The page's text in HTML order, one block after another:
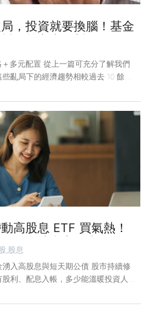
，投資就要換腦！基金
你熊市中明哲保身！
多元配置 從上一篇可充分了解我們
亂局下的經濟趨勢相較過去 10 餘
膨、貨幣緊縮、去全球化、地緣政
境不再 綜觀造成此波通貨膨脹（以下
2020 年 3 月疫情爆發至今，包括
在家工作型態與超寬鬆貨幣政策刺激
勞工薪資、租金的走揚。 今
國再度封城等進一步加速推升通
莊凱倫提醒
高股息 ETF 買氣熱！
股息殖利率至少 X% 才
,股息
入高股息與短天期公債 股市持續修
利、配息入帳，多少能溫暖投資人的
股息標的將持續吸金。 近一個月全
越走越低，投資人的虧損持續擴大，